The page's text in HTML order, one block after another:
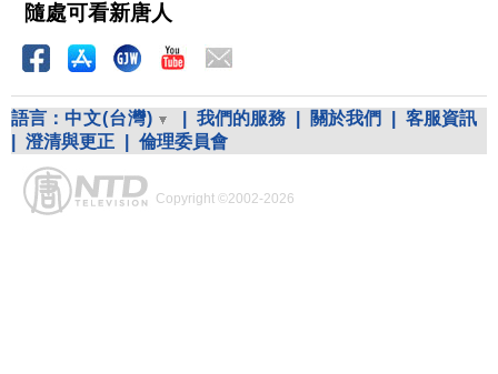
隨處可看新唐人
語言： 中文(台灣) 我們的服務 關於我們
客服資訊
澄清與更正 倫理委員會
Copyright ©2002-2026